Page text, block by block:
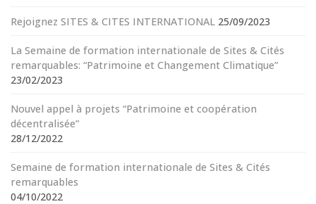
Rejoignez SITES & CITES INTERNATIONAL 25/09/2023
La Semaine de formation internationale de Sites & Cités
remarquables: “Patrimoine et Changement Climatique”
23/02/2023
Nouvel appel à projets “Patrimoine et coopération
décentralisée”
28/12/2022
Semaine de formation internationale de Sites & Cités
remarquables
04/10/2022